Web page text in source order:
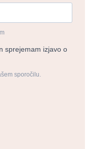
sprejemam izjavo o
sporočilu.